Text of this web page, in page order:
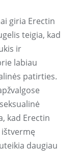
giria Erectin
teigia, kad
ir
labiau
patirties.
kad Erectin
daugiau